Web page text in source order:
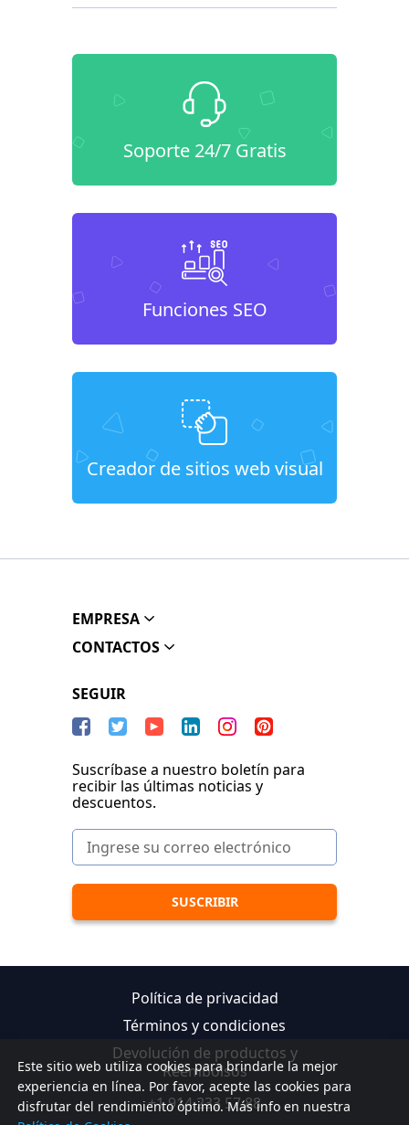
Soporte 24/7 Gratis
Funciones SEO
Creador de sitios web visual
Este sitio web utiliza cookies para brindarle la mejor
experiencia en línea. Por favor, acepte las cookies para
disfrutar del rendimiento óptimo. Más info en nuestra
EMPRESA
CONTACTOS
SEGUIR
Suscríbase a nuestro boletín para
recibir las últimas noticias y
descuentos.
Política de privacidad
Términos y condiciones
Devolución de productos y
Reembolsos
+1 914 233 57 88